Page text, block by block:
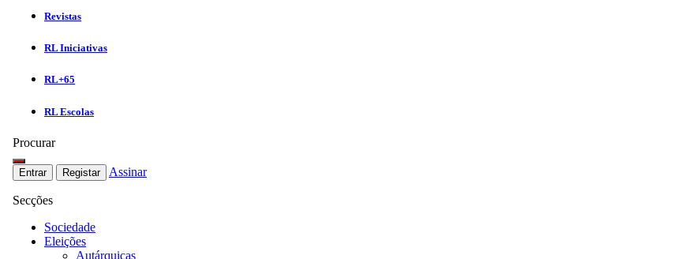
Revistas
RL Iniciativas
RL+65
RL Escolas
Procurar
Entrar Registar Assinar
Secções
Sociedade
Eleições
Autárquicas